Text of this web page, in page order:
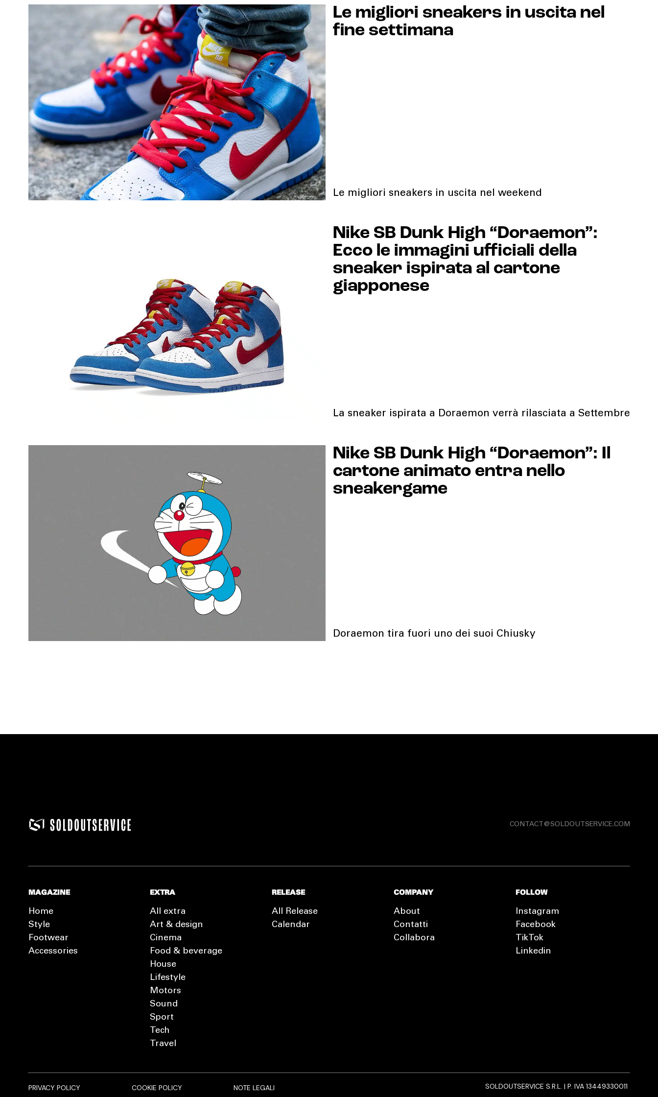
Le migliori sneakers in uscita nel
fine settimana
Le migliori sneakers in uscita nel weekend
Nike SB Dunk High “Doraemon”:
Ecco le immagini ufficiali della
sneaker ispirata al cartone
giapponese
La sneaker ispirata a Doraemon verrà rilasciata a Settembre
Nike SB Dunk High “Doraemon”: Il
cartone animato entra nello
sneakergame
Doraemon tira fuori uno dei suoi Chiusky
CONTACT@SOLDOUTSERVICE.COM
MAGAZINE
Home
Style
Footwear
Accessories
EXTRA
All extra
Art & design
Cinema
Food & beverage
House
Lifestyle
Motors
Sound
Sport
Tech
Travel
RELEASE
All Release
Calendar
COMPANY
About
Contatti
Collabora
FOLLOW
Instagram
Facebook
TikTok
Linkedin
PRIVACY POLICY COOKIE POLICY NOTE LEGALI SOLDOUTSERVICE S.R.L. | P. IVA 13449330011